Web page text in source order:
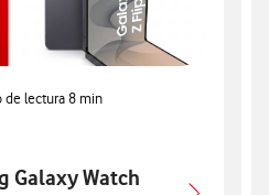
de lectura8 min
con
Galaxy Watch